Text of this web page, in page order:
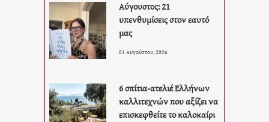
Αύγουστος: 21
υπενθυμίσεις στον εαυτό
μας
01 Αυγούστου, 2026
6 σπίτια-ατελιέ Ελλήνων
καλλιτεχνών που αξίζει να
επισκεφθείτε το καλοκαίρι